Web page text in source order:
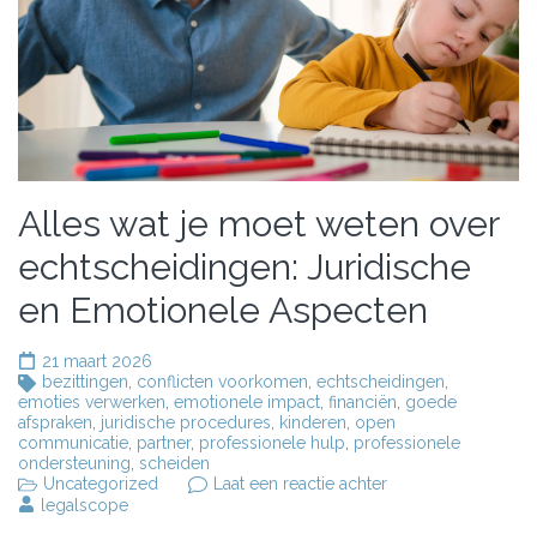
Alles wat je moet weten over
echtscheidingen: Juridische
en Emotionele Aspecten
21 maart 2026
bezittingen, conflicten voorkomen, echtscheidingen,
emoties verwerken, emotionele impact, financiën, goede
afspraken, juridische procedures, kinderen, open
communicatie, partner, professionele hulp, professionele
ondersteuning, scheiden
Uncategorized
Laat een reactie achterop
legalscope